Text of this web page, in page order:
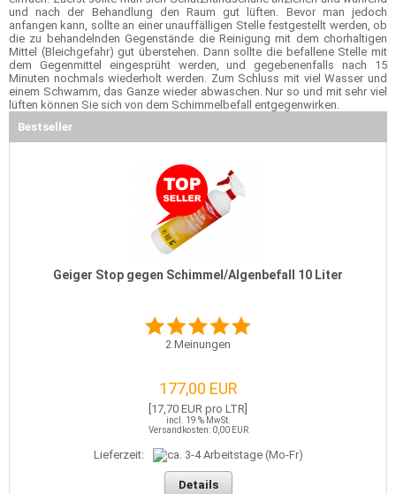
und nach der Behandlung den Raum gut lüften. Bevor man jedoch
anfangen kann, sollte an einer unauffälligen Stelle festgestellt werden, ob
die zu behandelnden Gegenstände die Reinigung mit dem chorhaltigen
Mittel (Bleichgefahr) gut überstehen. Dann sollte die befallene Stelle mit
dem Gegenmittel eingesprüht werden, und gegebenenfalls nach 15
Minuten nochmals wiederholt werden. Zum Schluss mit viel Wasser und
einem Schwamm, das Ganze wieder abwaschen. Nur so und mit sehr viel
lüften können Sie sich von dem Schimmelbefall entgegenwirken.
Bestseller
Geiger Stop gegen Schimmel/Algenbefall 10 Liter
2 Meinungen
177,00 EUR
[17,70 EUR pro LTR]
incl. 19 % MwSt.
Versandkosten: 0,00 EUR
Lieferzeit:
Details